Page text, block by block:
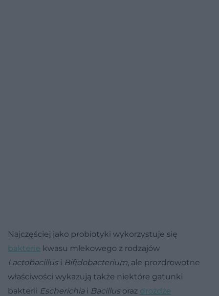
Najczęściej jako probiotyki wykorzystuje się
bakterie kwasu mlekowego z rodzajów
Lactobacillusi Bifidobacterium, ale prozdrowotne
właściwości wykazują także niektóre gatunki
bakterii Escherichia i Bacillusoraz drożdże